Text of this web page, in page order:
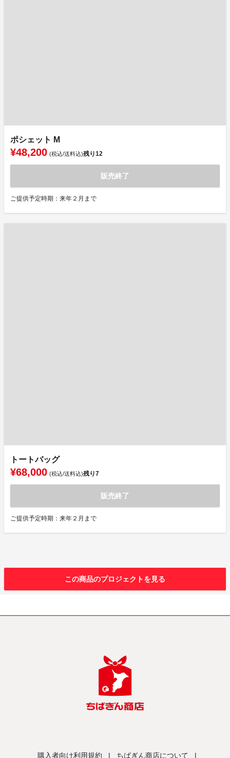
ポシェット M
¥48,200 (税込/送料込)残り12
販売終了
ご提供予定時期：来年２月まで
トートバッグ
¥68,000 (税込/送料込)残り7
販売終了
ご提供予定時期：来年２月まで
この商品のプロジェクトを見る
購入者向け利用規約 | ちばぎん商店について |